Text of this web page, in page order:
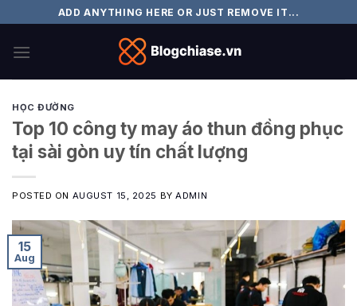
content
ADD ANYTHING HERE OR JUST REMOVE IT...
HỌC ĐƯỜNG
Top 10 công ty may áo thun đồng phục
tại sài gòn uy tín chất lượng
POSTED ON AUGUST 15, 2025 BYADMIN
15
Aug